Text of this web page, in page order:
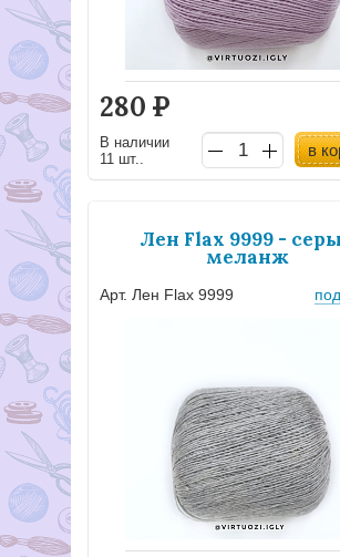
280 Р
В наличии
11 шт..
в
Лен Flax 9999 -
меланж
Арт. Лен Flax 9999